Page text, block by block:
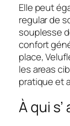
Elle peut
regular de
souplesse
confort
place,
les areas
pratique et
À qui